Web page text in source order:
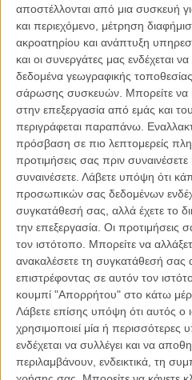
αποστέλλονται από μια συσκευή
και περιεχόμενο, μέτρηση
ακροατηρίου και ανάπτυξη
και οι συνεργάτες μας ενδέχεται
δεδομένα γεωγραφικής
σάρωσης συσκευών. Μπορείτε να
στην επεξεργασία από εμάς και
περιγράφεται παραπάνω.
πρόσβαση σε πιο λεπτομερείς
προτιμήσεις σας πριν
συναινέσετε. Λάβετε υπόψη ότι
προσωπικών σας δεδομένων
συγκατάθεσή σας, αλλά έχετε το
την επεξεργασία. Οι προτιμήσεις
τον ιστότοπο. Μπορείτε να
ανακαλέσετε τη συγκατάθεσή σας
επιστρέφοντας σε αυτόν τον
κουμπί "Απορρήτου" στο κάτω
Λάβετε επίσης υπόψη ότι αυτός ο
χρησιμοποιεί μία ή περισσότερες
ενδέχεται να συλλέγει και να
περιλαμβάνουν, ενδεικτικά, τη
έχοντας κοστίσει,
δολάρια. Δεύτερο στη σειρά
Mockingjay – Part 1»me 336.8 εκ.
Αμερική. Κάτι ανάλογο έχει να
του Στρατιώτη Ράιαν» του Στίβεν
«American Sniper» δε θα έπρεπε
φιλμ να προκάλεσε αντικρουόμενες
αξιολόγησή του, οπωσδήποτε
μεγαλύτερης μερίδας του
ενθουσιωδώς να δει στην οθόνη
αποτελεσματικότερου όπλου της
στην τρομοκρατία. Παράλληλα, η
επιτυχία στην καριέρα του Κλιντ
μεγαλύτερη για τον Μπράντλεϊ
Διαβάστε ακόμη: To «American
τα ταμεία, διχάζει το Χόλιγουντ! *
Στη διεθνή αγορά φυσικά τα
καθώς το κοινό των άλλων χωρών
και τις προθέσεις της ταινίας του
ετήσιο box office κρατά, πολύ πιο